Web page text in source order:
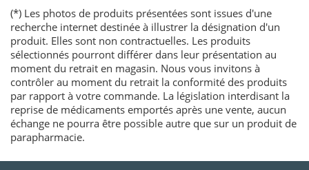
(*) Les photos de produits présentées sont issues d'une
recherche internet destinée à illustrer la désignation d'un
produit. Elles sont non contractuelles. Les produits
sélectionnés pourront différer dans leur présentation au
moment du retrait en magasin. Nous vous invitons à
contrôler au moment du retrait la conformité des produits
par rapport à votre commande. La législation interdisant la
reprise de médicaments emportés après une vente, aucun
échange ne pourra être possible autre que sur un produit de
parapharmacie.